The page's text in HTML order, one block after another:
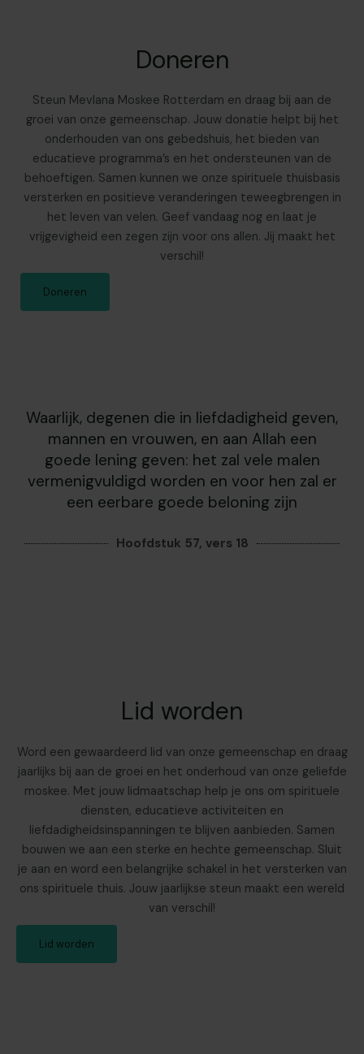
Doneren
Steun Mevlana Moskee Rotterdam en draag bij aan de
groei van onze gemeenschap. Jouw donatie helpt bij het
onderhouden van ons gebedshuis, het bieden van
educatieve programma’s en het ondersteunen van de
behoeftigen. Samen kunnen we onze spirituele thuisbasis
versterken en positieve veranderingen teweegbrengen in
het leven van velen. Geef vandaag nog en laat je
vrijgevigheid een zegen zijn voor ons allen. Jij maakt het
verschil!
Doneren
Waarlijk, degenen die in liefdadigheid geven,
mannen en vrouwen, en aan Allah een
goede lening geven: het zal vele malen
vermenigvuldigd worden en voor hen zal er
een eerbare goede beloning zijn
Hoofdstuk 57, vers 18
Lid worden
Word een gewaardeerd lid van onze gemeenschap en draag
jaarlijks bij aan de groei en het onderhoud van onze geliefde
moskee. Met jouw lidmaatschap help je ons om spirituele
diensten, educatieve activiteiten en
liefdadigheidsinspanningen te blijven aanbieden. Samen
bouwen we aan een sterke en hechte gemeenschap. Sluit
je aan en word een belangrijke schakel in het versterken van
ons spirituele thuis. Jouw jaarlijkse steun maakt een wereld
van verschil!
Lid worden